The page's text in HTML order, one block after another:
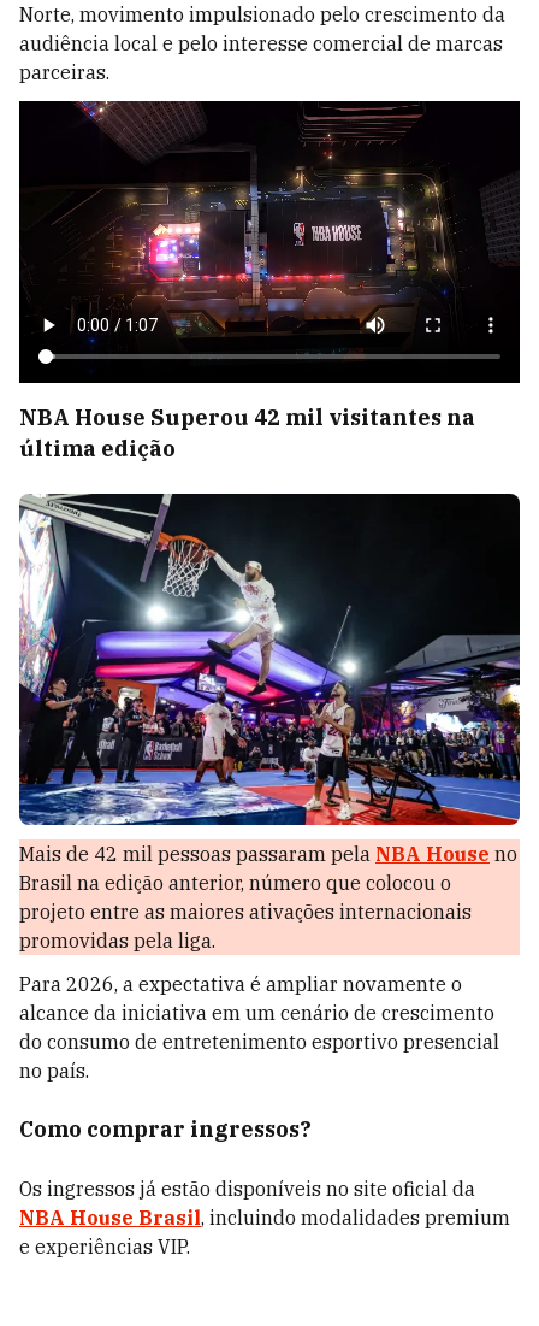
Norte, movimento impulsionado pelo crescimento da
audiência local e pelo interesse comercial de marcas
parceiras.
NBA House Superou 42 mil visitantes na
última edição
Mais de 42 mil pessoas passaram pela NBA House no
Brasil na edição anterior, número que colocou o
projeto entre as maiores ativações internacionais
promovidas pela liga.
Para 2026, a expectativa é ampliar novamente o
alcance da iniciativa em um cenário de crescimento
do consumo de entretenimento esportivo presencial
no país.
Como comprar ingressos?
Os ingressos já estão disponíveis no site oficial da
NBA House Brasil, incluindo modalidades premium
e experiências VIP.